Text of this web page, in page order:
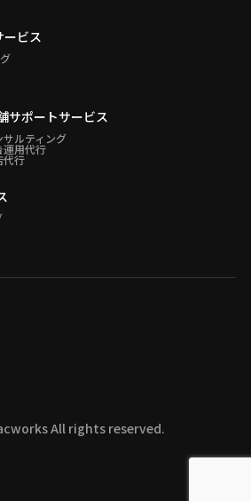
ビス
サポートサービス
ルティング
運用代行
代行
All rights reserved.